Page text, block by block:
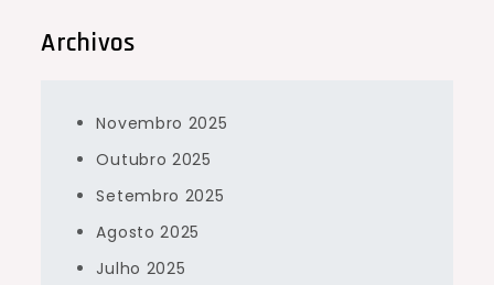
Archivos
Novembro 2025
Outubro 2025
Setembro 2025
Agosto 2025
Julho 2025